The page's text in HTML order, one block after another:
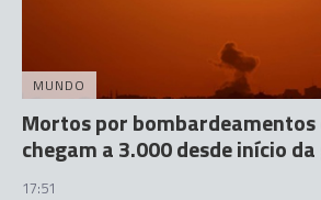
MUNDO
Mortos por bombardeamentos
chegam a 3.000 desde início
17:51